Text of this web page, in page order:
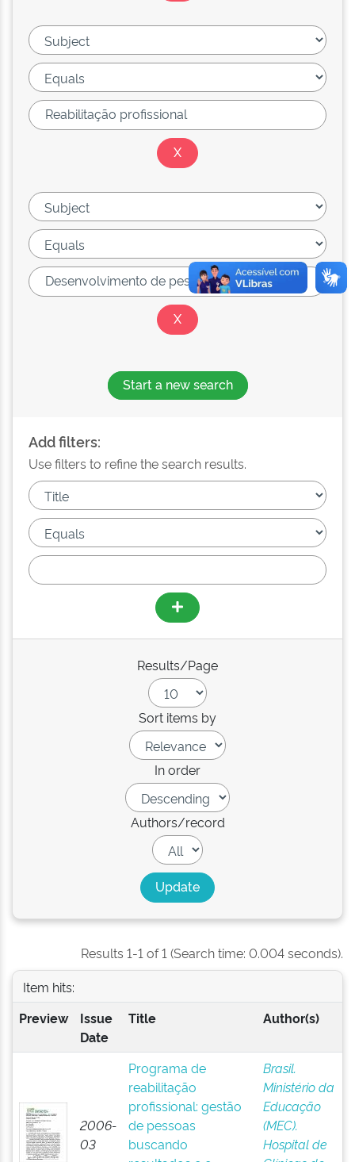
Start a new search
Add filters:
Use filters to refine the search results.
Results/Page
Sort items by
In order
Authors/record
Results 1-1 of 1 (Search time: 0.004 seconds).
Item hits:
Preview
Issue
Date
Title Author(s)
2006-
03
Programa de
reabilitação
profissional: gestão
de pessoas
buscando
Brasil.
Ministério da
Educação
(MEC).
Hospital de